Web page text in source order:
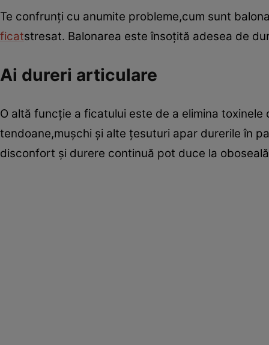
Te confrunţi cu anumite probleme,cum sunt
ficatstresat. Balonarea este însoţită adesea de
Ai dureri articulare
O altă funcţie a ficatului este de a elimina
tendoane,muşchi şi alte ţesuturi apar durerile în
disconfort şi durere continuă pot duce la